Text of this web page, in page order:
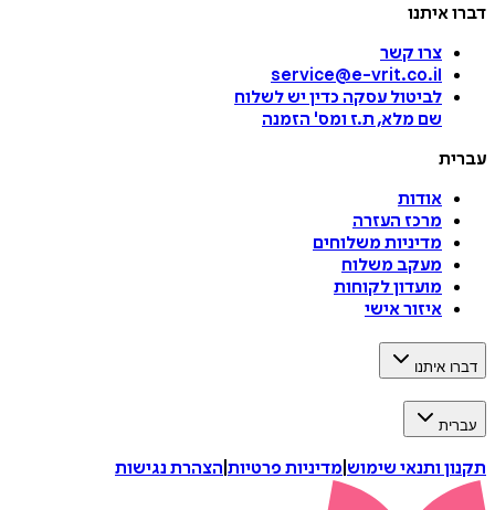
דברו איתנו
צרו קשר
service@e-vrit.co.il
לביטול עסקה כדין יש לשלוח
שם מלא, ת.ז ומס' הזמנה
עברית
אודות
מרכז העזרה
מדיניות משלוחים
מעקב משלוח
מועדון לקוחות
איזור אישי
דברו איתנו
עברית
תקנון ותנאי שימוש מדיניות פרטיות הצהרת נגישות